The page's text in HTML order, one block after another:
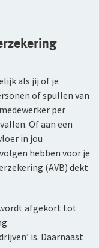
voor
als jij of je
of spullen van
per
Of aan een
in jou
hebben voor je
(AVB) dekt
afgekort tot
is. Daarnaast